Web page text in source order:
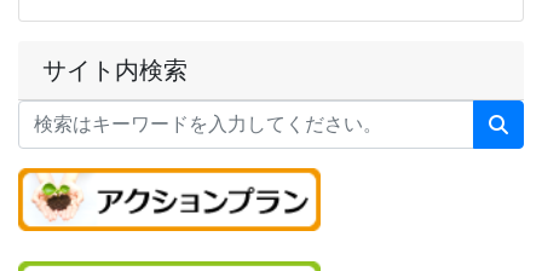
サイト内検索